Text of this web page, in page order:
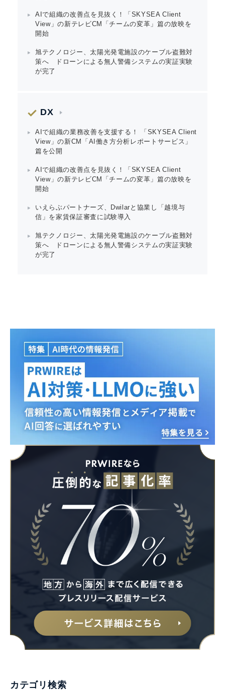
AIで組織の改善点を見抜く！「SKYSEA Client
View」の新テレビCM「チームの変革」篇の放映を
開始
旭テクノロジー、太陽光発電施設のケーブル盗難対
策へ ドローンによる無人警備システムの実証実験
が完了
DX
AIで組織の業務改善を支援する！ 「SKYSEA Client
View」の新CM「AI働き方分析レポートサービス」
篇を公開
AIで組織の改善点を見抜く！「SKYSEA Client
View」の新テレビCM「チームの変革」篇の放映を
開始
いえらぶパートナーズ、Dwilarと協業し「越境与
信」を家賃保証審査に試験導入
旭テクノロジー、太陽光発電施設のケーブル盗難対
策へ ドローンによる無人警備システムの実証実験
が完了
カテゴリ検索